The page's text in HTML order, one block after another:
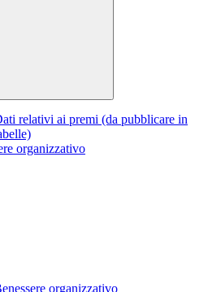
relativi ai premi (da pubblicare in
organizzativo
organizzativo